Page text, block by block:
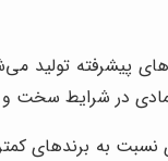
پیشرفته
در شرایط سخت و
نسبت به برندهای